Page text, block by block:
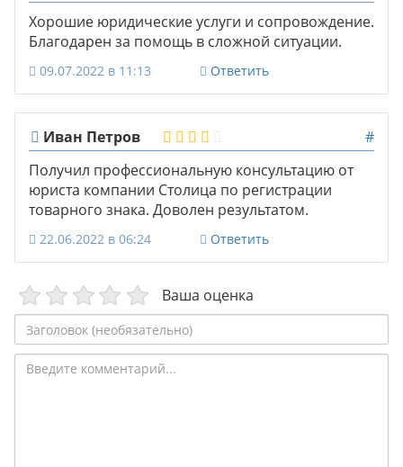
Хорошие юридические услуги и сопровождение.
Благодарен за помощь в сложной ситуации.
09.07.2022 в 11:13 Ответить
Иван Петров
#
Получил профессиональную консультацию от
юриста компании Столица по регистрации
товарного знака. Доволен результатом.
22.06.2022 в 06:24 Ответить
Ваша оценка